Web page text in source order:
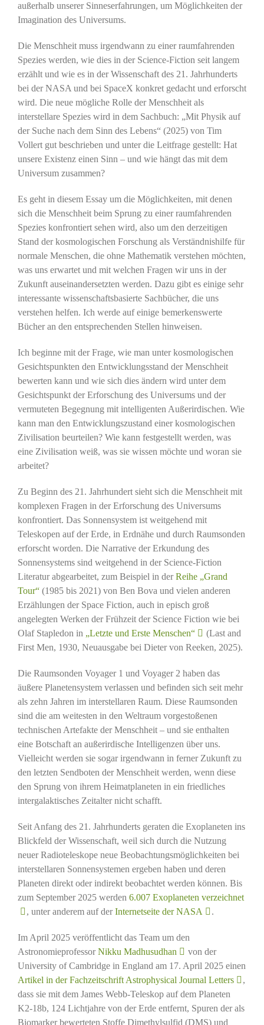
außerhalb unserer Sinneserfahrungen, um Möglichkeiten der
Imagination des Universums.
Die Menschheit muss irgendwann zu einer raumfahrenden
Spezies werden, wie dies in der Science-Fiction seit langem
erzählt und wie es in der Wissenschaft des 21. Jahrhunderts
bei der NASA und bei SpaceX konkret gedacht und erforscht
wird. Die neue mögliche Rolle der Menschheit als
interstellare Spezies wird in dem Sachbuch: „Mit Physik auf
der Suche nach dem Sinn des Lebens“ (2025) von Tim
Vollert gut beschrieben und unter die Leitfrage gestellt: Hat
unsere Existenz einen Sinn – und wie hängt das mit dem
Universum zusammen?
Es geht in diesem Essay um die Möglichkeiten, mit denen
sich die Menschheit beim Sprung zu einer raumfahrenden
Spezies konfrontiert sehen wird, also um den derzeitigen
Stand der kosmologischen Forschung als Verständnishilfe für
normale Menschen, die ohne Mathematik verstehen möchten,
was uns erwartet und mit welchen Fragen wir uns in der
Zukunft auseinandersetzten werden. Dazu gibt es einige sehr
interessante wissenschaftsbasierte Sachbücher, die uns
verstehen helfen. Ich werde auf einige bemerkenswerte
Bücher an den entsprechenden Stellen hinweisen.
Ich beginne mit der Frage, wie man unter kosmologischen
Gesichtspunkten den Entwicklungsstand der Menschheit
bewerten kann und wie sich dies ändern wird unter dem
Gesichtspunkt der Erforschung des Universums und der
vermuteten Begegnung mit intelligenten Außerirdischen. Wie
kann man den Entwicklungszustand einer kosmologischen
Zivilisation beurteilen? Wie kann festgestellt werden, was
eine Zivilisation weiß, was sie wissen möchte und woran sie
arbeitet?
Zu Beginn des 21. Jahrhundert sieht sich die Menschheit mit
komplexen Fragen in der Erforschung des Universums
konfrontiert. Das Sonnensystem ist weitgehend mit
Teleskopen auf der Erde, in Erdnähe und durch Raumsonden
erforscht worden. Die Narrative der Erkundung des
Sonnensystems sind weitgehend in der Science-Fiction
Literatur abgearbeitet, zum Beispiel in derReihe „Grand
Tour“(1985 bis 2021) von Ben Bova und vielen anderen
Erzählungen der Space Fiction, auch in episch groß
angelegten Werken der Frühzeit der Science Fiction wie bei
Olaf Stapledon in „Letzte und Erste Menschen“
(Last and
First Men, 1930, Neuausgabe bei Dieter von Reeken, 2025).
Die Raumsonden Voyager 1 und Voyager 2 haben das
äußere Planetensystem verlassen und befinden sich seit mehr
als zehn Jahren im interstellaren Raum. Diese Raumsonden
sind die am weitesten in den Weltraum vorgestoßenen
technischen Artefakte der Menschheit – und sie enthalten
eine Botschaft an außerirdische Intelligenzen über uns.
Vielleicht werden sie sogar irgendwann in ferner Zukunft zu
den letzten Sendboten der Menschheit werden, wenn diese
den Sprung von ihrem Heimatplaneten in ein friedliches
intergalaktisches Zeitalter nicht schafft.
Seit Anfang des 21. Jahrhunderts geraten die Exoplaneten ins
Blickfeld der Wissenschaft, weil sich durch die Nutzung
neuer Radioteleskope neue Beobachtungsmöglichkeiten bei
interstellaren Sonnensystemen ergeben haben und deren
Planeten direkt oder indirekt beobachtet werden können. Bis
zum September 2025 werden 6.007 Exoplaneten verzeichnet
, unter anderem auf derInternetseite der NASA .
Im April 2025 veröffentlicht das Team um den
AstronomieprofessorNikku Madhusudhan
von der
University of Cambridge in England am 17. April 2025 einen
Artikel in der Fachzeitschrift Astrophysical Journal Letters
,
dass sie mit dem James Webb-Teleskop auf dem Planeten
K2-18b, 124 Lichtjahre von der Erde entfernt, Spuren der als
Biomarker bewerteten Stoffe Dimethylsulfid (DMS) und